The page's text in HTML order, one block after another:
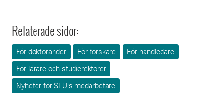
Relaterade sidor:
För doktorander För forskare
För handledare
För lärare och studierektorer
Nyheter för SLU:s medarbetare